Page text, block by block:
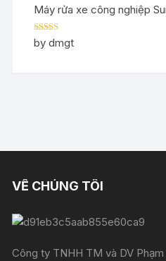
Máy rửa xe công nghiệp
Rated5out
of 5
by dmgt
VỀ CHÚNG TÔI
Công ty TNHH TM và DV